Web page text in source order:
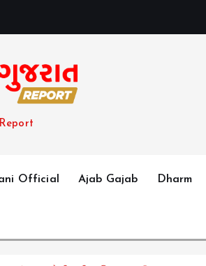
Official Ajab Gajab Dharm